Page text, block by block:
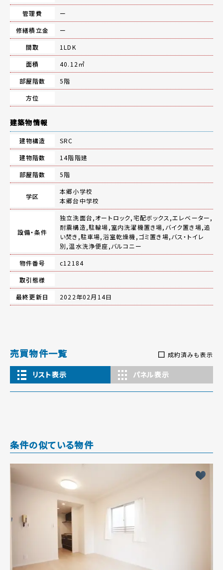
管理費
ー
修繕積立金
ー
間取
1LDK
面積
40.12㎡
部屋階数
5階
方位
建築物情報
建物構造
SRC
建物階数
14階階建
部屋階数
5階
学区
本郷小学校
本郷台中学校
設備・条件
独立洗面台,オートロック,宅配ボックス,エレベーター,
耐震構造,駐輪場,室内洗濯機置き場,バイク置き場,追
い焚き,駐車場,浴室乾燥機,ゴミ置き場,バス・トイレ
別,温水洗浄便座,バルコニー
物件番号
c12184
取引態様
最終更新日
2022年02月14日
売買物件一覧 成約済みも表示
リスト表示 パネル表示
条件の似ている物件